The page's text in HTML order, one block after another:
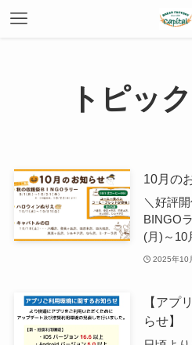
トピック
10月の
＼好評
BINGO
(月)～10
2025年10
【アプ
らせ】